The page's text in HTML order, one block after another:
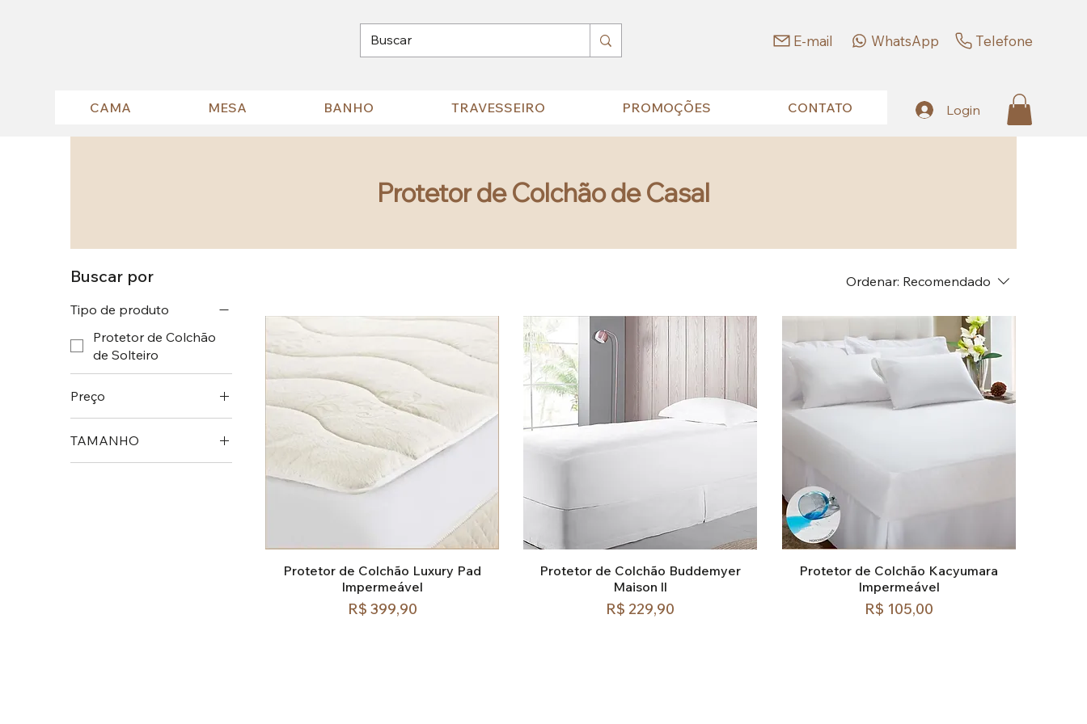
E-mail WhatsApp Telefone
CAMA MESA BANHO TRAVESSEIRO PROMOÇÕES CONTATO Login
Protetor de Colchão de Casal
Buscar por
Tipo de produto
Protetor de Colchão
de Solteiro
Preço
R$ 105 R$ 400
TAMANHO
Ordenar: Recomendado
Protetor de Colchão Luxury Pad
Impermeável
Preço
R$ 399,90
Protetor de Colchão Buddemyer
Maison ll
Preço
R$ 229,90
Protetor de Colchão Kacyumara
Impermeável
Preço
R$ 105,00